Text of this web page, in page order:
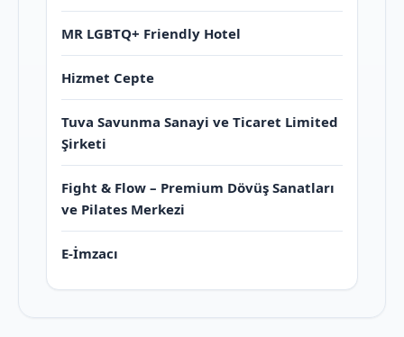
MR LGBTQ+ Friendly Hotel
Hizmet Cepte
Tuva Savunma Sanayi ve Ticaret Limited
Şirketi
Fight & Flow – Premium Dövüş Sanatları
ve Pilates Merkezi
E-İmzacı